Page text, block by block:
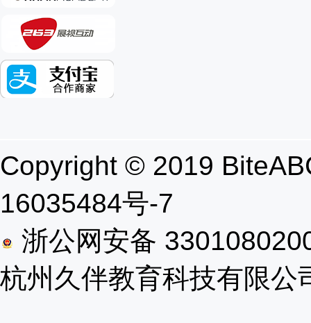
Copyright © 2019
16035484号-7
浙公网安备
杭州久伴教育科技有限公